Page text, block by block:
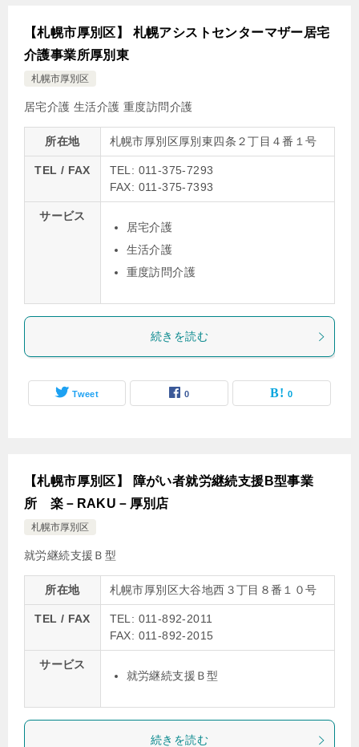
【札幌市厚別区】 札幌アシストセンターマザー居宅
介護事業所厚別東
札幌市厚別区
居宅介護 生活介護 重度訪問介護
所在地 札幌市厚別区厚別東四条２丁目４番１号
TEL / FAX
TEL: 011-375-7293
FAX: 011-375-7393
サービス
居宅介護
生活介護
重度訪問介護
続きを読む
Tweet 0 0
【札幌市厚別区】 障がい者就労継続支援B型事業
所 楽－RAKU－厚別店
札幌市厚別区
就労継続支援Ｂ型
所在地 札幌市厚別区大谷地西３丁目８番１０号
TEL / FAX
TEL: 011-892-2011
FAX: 011-892-2015
サービス
就労継続支援Ｂ型
続きを読む